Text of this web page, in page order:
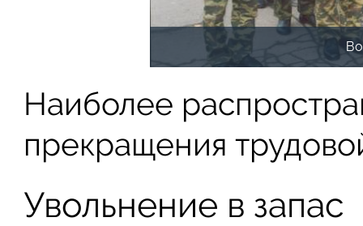
Наиболее
прекращения
Увольнение в запас